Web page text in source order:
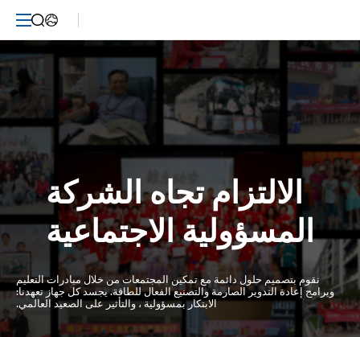
الاجتماعية-
Emdoor
المسؤولية الاجتماعية
نقوم بتصميم حلول دائمة مع تمكين المجتمعات من خلال مبادرات التعليم
وبرامج إعادة التدوير الصارمة والتصنيع الفعال للطاقة. يجسد كل جهاز تعهدنا:
الابتكار بمسؤولية ، والتأثير على الصعيد العالمي.